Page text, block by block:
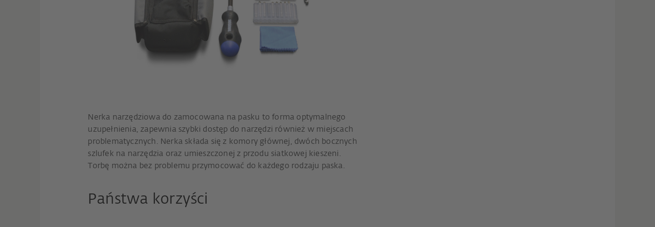
Nerka narzędziowa do zamocowana na pasku to forma optymalnego
uzupełnienia, zapewnia szybki dostęp do narzędzi również w miejscach
problematycznych. Nerka składa się z komory głównej, dwóch bocznych
szlufek na narzędzia oraz umieszczonej z przodu siatkowej kieszeni.
Torbę można bez problemu przymocować do każdego rodzaju paska.
Państwa korzyści